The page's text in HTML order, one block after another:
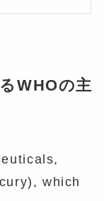
WHOの主
which